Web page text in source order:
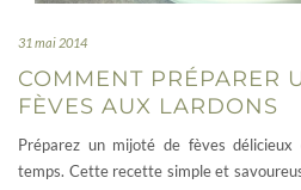
31 mai 2014
COMMENT PRÉPARER
FÈVES AUX LARDONS
Préparez un mijoté de fèves
temps. Cette recette simple et